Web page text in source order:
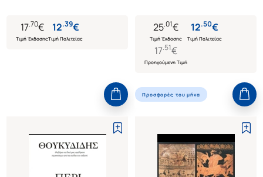
17.70€
Τιμή Έκδοσης
12.39€
Τιμή Πολιτείας
25.01€
Τιμή Έκδοσης
17.51€
Προηγούμενη Τιμή
12.50€
Τιμή Πολιτείας
Προσφορές του μήνα